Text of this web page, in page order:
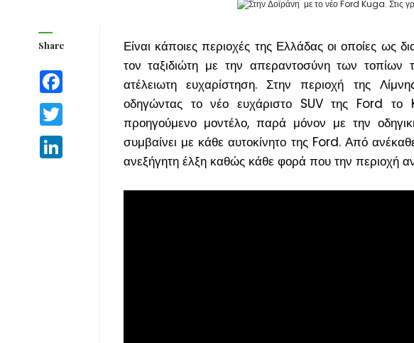
Share
Facebook
Twitter
LinkedIn
Είναι κάποιες περιοχές της Ελλάδας οι οποίες ως
τον ταξιδιώτη με την απεραντοσύνη των τοπίων
ατέλειωτη ευχαρίστηση. Στην περιοχή της
οδηγώντας το νέο ευχάριστο SUV της Ford
προηγούμενο μοντέλο, παρά μόνον με την
συμβαίνει με κάθε αυτοκίνητο της Ford. Από
ανεξήγητη έλξη καθώς κάθε φορά που την περιοχή